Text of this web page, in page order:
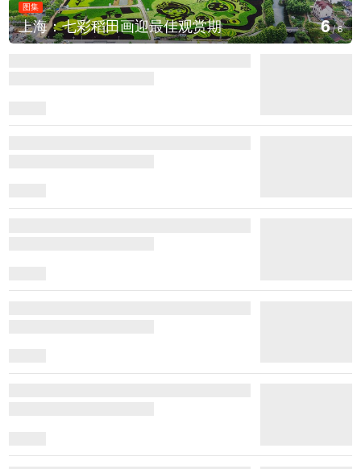
图集
厄瓜多尔总统诺沃亚会见阿根廷总统米莱 1/6